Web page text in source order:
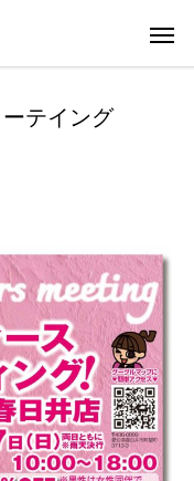
スポー
テイング